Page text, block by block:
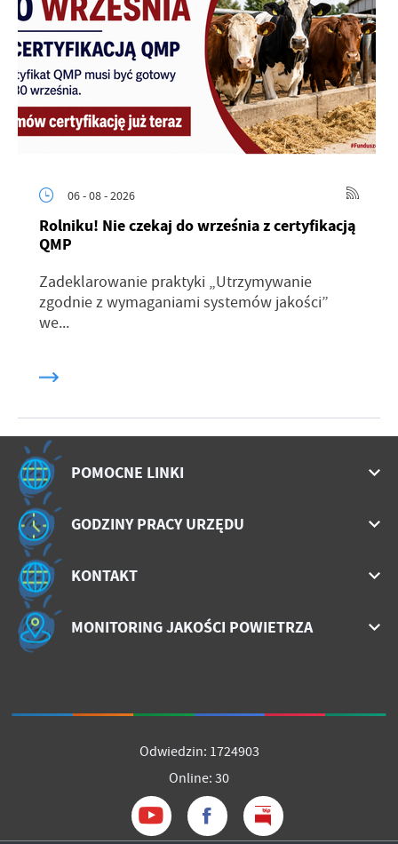
06 - 08 - 2026
Rolniku! Nie czekaj do września z certyfikacją
QMP
Zadeklarowanie praktyki „Utrzymywanie
zgodnie z wymaganiami systemów jakości”
we...
POMOCNE LINKI
GODZINY PRACY URZĘDU
KONTAKT
MONITORING JAKOŚCI POWIETRZA
Odwiedzin: 1724903
Online: 30